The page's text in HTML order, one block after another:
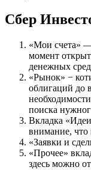
Сбер
«Мои счета» —
момент
денежных
«Рынок» −
облигаций до
поиска
Вкладка
внимание, что
«Заявки и
«Прочее»
здесь можно